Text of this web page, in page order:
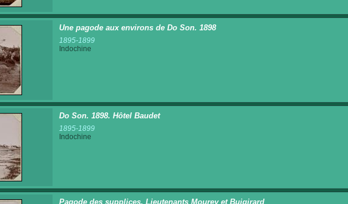
Une pagode aux environs de Do Son. 1898
1895-1899
Indochine
Do Son. 1898. Hôtel Baudet
1895-1899
Indochine
Pagode des supplices. Lieutenants Mourey et Buigirard